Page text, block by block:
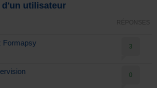
d'un utilisateur
RÉPONSES
Formapsy
3
0